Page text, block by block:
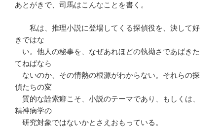
あとがきで、司馬はこんなことを書く。
私は、推理小説に登場してくる探偵役を、決して好
きではな
い。他人の秘事を、なぜあれほどの執拗さであばきた
てねばなら
ないのか、その情熱の根源がわからない。それらの探
偵たちの変
質的な詮索癖こそ、小説のテーマであり、もしくは、
精神病学の
研究対象ではないかとさえおもっている。